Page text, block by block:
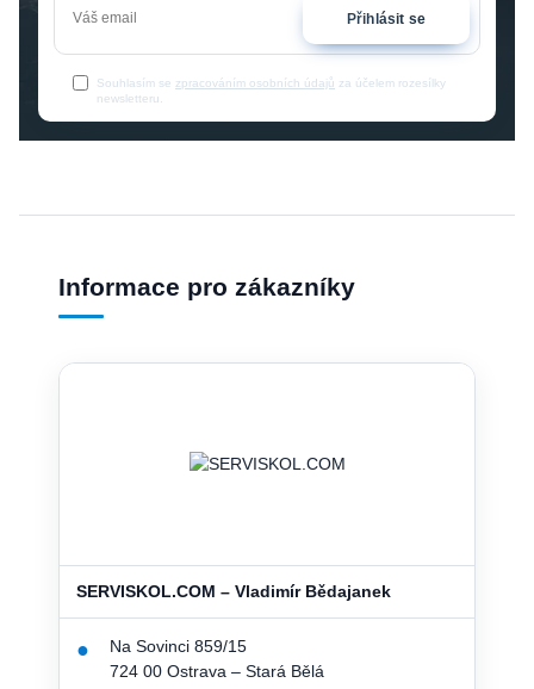
Přihlásit se
Souhlasím se zpracováním osobních údajů za účelem rozesílky
newsletteru.
Informace pro zákazníky
SERVISKOL.COM – Vladimír Bědajanek
●
Na Sovinci 859/15
724 00 Ostrava – Stará Bělá